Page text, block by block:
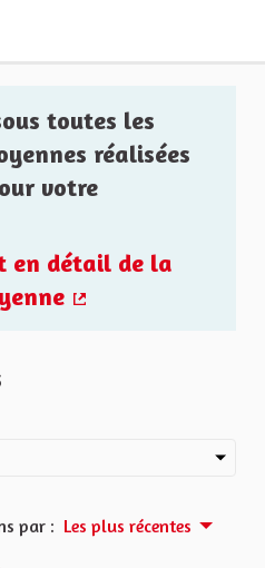
toutes les
réalisées
votre
en détail de la
par : Les plus récentes